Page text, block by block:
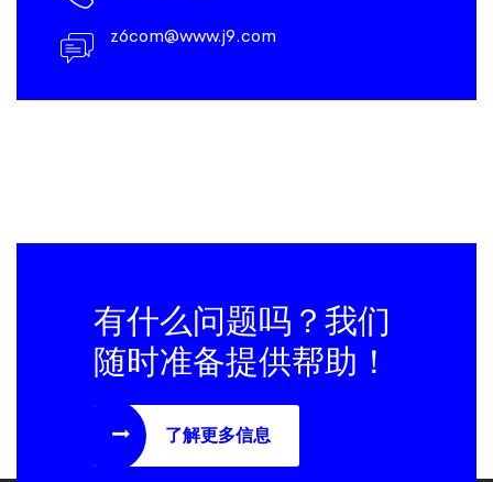
z6com@www.j9.com
有什么问题吗？我们
随时准备提供帮助！
了解更多信息